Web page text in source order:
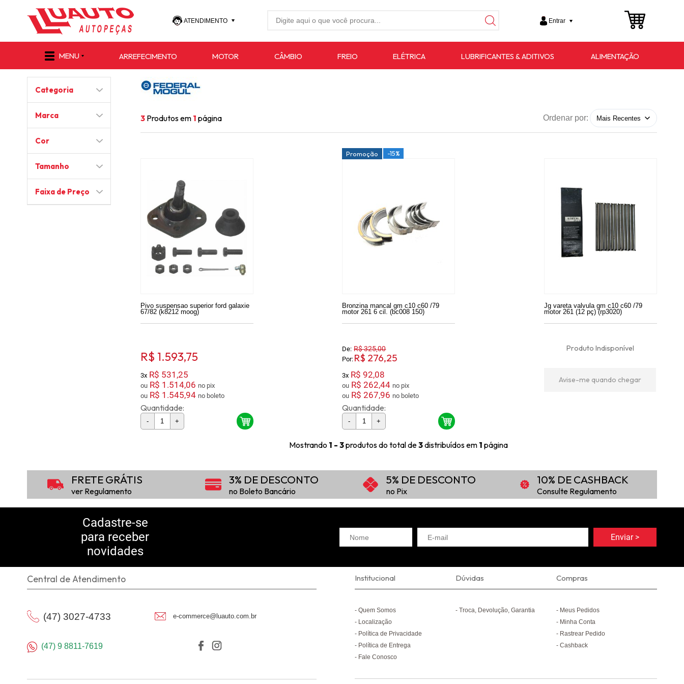
ATENDIMENTO
(47) 3027-4733
e-commerce@luauto.com.br
Entrar
MENU ARREFECIMENTO MOTOR CÂMBIO FREIO ELÉTRICA LUBRIFICANTES & ADITIVOS ALIMENTAÇÃO
Categoria
Marca
Cor
Tamanho
Faixa de Preço
3 Produtos em 1 página Ordenar por:
Pivo suspensao superior ford galaxie
67/82 (k8212 moog)
R$ 1.593,75
3x R$ 531,25
ou R$ 1.514,06
no pix
ou R$ 1.545,94 no boleto
Quantidade:
- +
Promoção -15%
Bronzina mancal gm c10 c60 /79
motor 261 6 cil. (bc008 150)
De: R$ 325,00
Por: R$ 276,25
3x R$ 92,08
ou R$ 262,44
no pix
ou R$ 267,96 no boleto
Quantidade:
- +
Jg vareta valvula gm c10 c60 /79
motor 261 (12 pç) (rp3020)
Produto Indisponível
Avise-me quando chegar
Mostrando 1 - 3produtos do total de3distribuídos em 1 página
FRETE GRÁTIS
ver Regulamento
3% DE DESCONTO
no Boleto Bancário
5% DE DESCONTO
no Pix
10% DE CASHBACK
Consulte Regulamento
Cadastre-se
para receber
novidades
Central de Atendimento
(47) 3027-4733 e-commerce@luauto.com.br
(47) 9 8811-7619
Institucional
Quem Somos
Localização
Política de Privacidade
Política de Entrega
Fale Conosco
Dúvidas
Troca, Devolução, Garantia
Compras
Meus Pedidos
Minha Conta
Rastrear Pedido
Cashback